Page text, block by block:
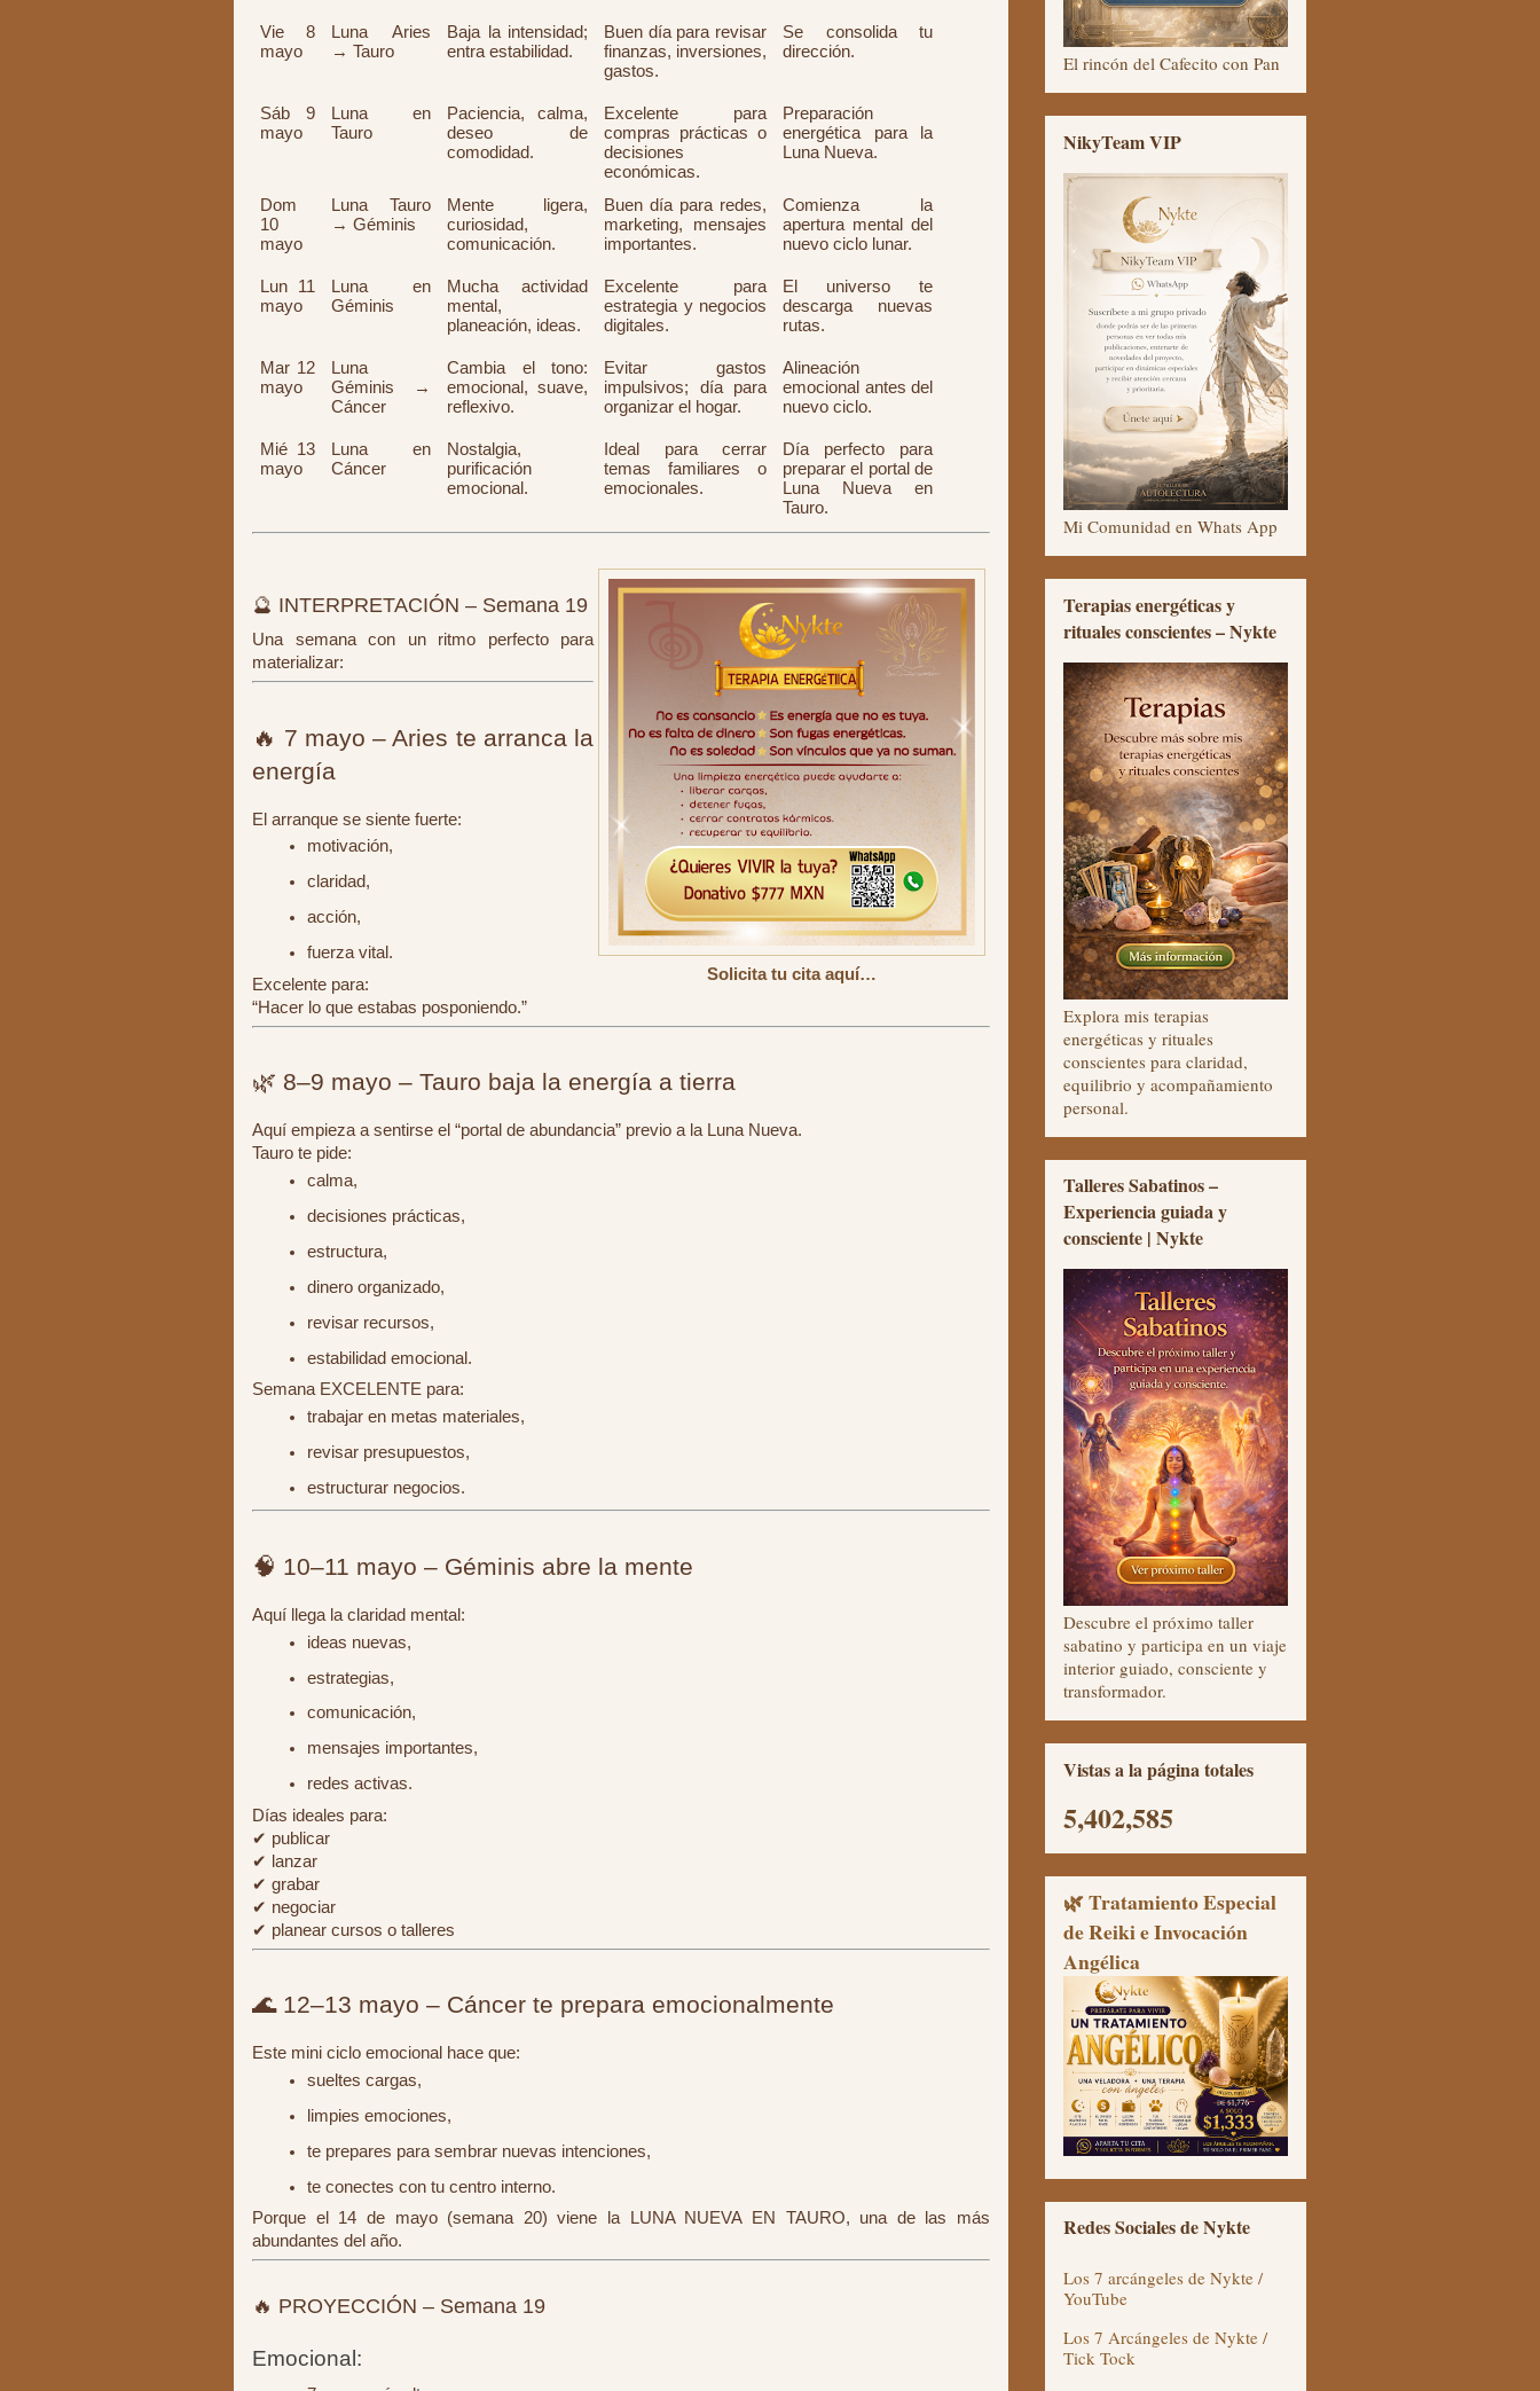
Vie 8
mayo
Luna Aries
→ Tauro
Baja la intensidad;
entra estabilidad.
Buen día para revisar
finanzas, inversiones,
gastos.
Se consolida tu
dirección.
Sáb 9
mayo
Luna en
Tauro
Paciencia, calma,
deseo de
comodidad.
Excelente para
compras prácticas o
decisiones
económicas.
Preparación
energética para la
Luna Nueva.
Dom
10
mayo
Luna Tauro
→ Géminis
Mente ligera,
curiosidad,
comunicación.
Buen día para redes,
marketing, mensajes
importantes.
Comienza la
apertura mental del
nuevo ciclo lunar.
Lun 11
mayo
Luna en
Géminis
Mucha actividad
mental,
planeación, ideas.
Excelente para
estrategia y negocios
digitales.
El universo te
descarga nuevas
rutas.
Mar 12
mayo
Luna
Géminis →
Cáncer
Cambia el tono:
emocional, suave,
reflexivo.
Evitar gastos
impulsivos; día para
organizar el hogar.
Alineación
emocional antes del
nuevo ciclo.
Mié 13
mayo
Luna en
Cáncer
Nostalgia,
purificación
emocional.
Ideal para cerrar
temas familiares o
emocionales.
Día perfecto para
preparar el portal de
Luna Nueva en
Tauro.
Solicita tu cita aquí…
🔮 INTERPRETACIÓN – Semana 19
Una semana con un ritmo perfecto para
materializar:
🔥 7 mayo – Aries te arranca la
energía
El arranque se siente fuerte:
motivación,
claridad,
acción,
fuerza vital.
Excelente para:
“Hacer lo que estabas posponiendo.”
🌿 8–9 mayo – Tauro baja la energía a tierra
Aquí empieza a sentirse el “portal de abundancia” previo a la Luna Nueva.
Tauro te pide:
calma,
decisiones prácticas,
estructura,
dinero organizado,
revisar recursos,
estabilidad emocional.
Semana EXCELENTE para:
trabajar en metas materiales,
revisar presupuestos,
estructurar negocios.
🧠 10–11 mayo – Géminis abre la mente
Aquí llega la claridad mental:
ideas nuevas,
estrategias,
comunicación,
mensajes importantes,
redes activas.
Días ideales para:
✔ publicar
✔ lanzar
✔ grabar
✔ negociar
✔ planear cursos o talleres
🌊 12–13 mayo – Cáncer te prepara emocionalmente
Este mini ciclo emocional hace que:
sueltes cargas,
limpies emociones,
te prepares para sembrar nuevas intenciones,
te conectes con tu centro interno.
Porque el 14 de mayo (semana 20) viene la LUNA NUEVA EN TAURO, una de las más
abundantes del año.
🔥 PROYECCIÓN – Semana 19
Emocional:
El rincón del Cafecito con Pan
NikyTeam VIP
Mi Comunidad en Whats App
Terapias energéticas y
rituales conscientes – Nykte
Explora mis terapias
energéticas y rituales
conscientes para claridad,
equilibrio y acompañamiento
personal.
Talleres Sabatinos –
Experiencia guiada y
consciente | Nykte
Descubre el próximo taller
sabatino y participa en un viaje
interior guiado, consciente y
transformador.
Vistas a la página totales
5,402,585
🌿 Tratamiento Especial
de Reiki e Invocación
Angélica
Redes Sociales de Nykte
Los 7 arcángeles de Nykte /
YouTube
Los 7 Arcángeles de Nykte /
Tick Tock